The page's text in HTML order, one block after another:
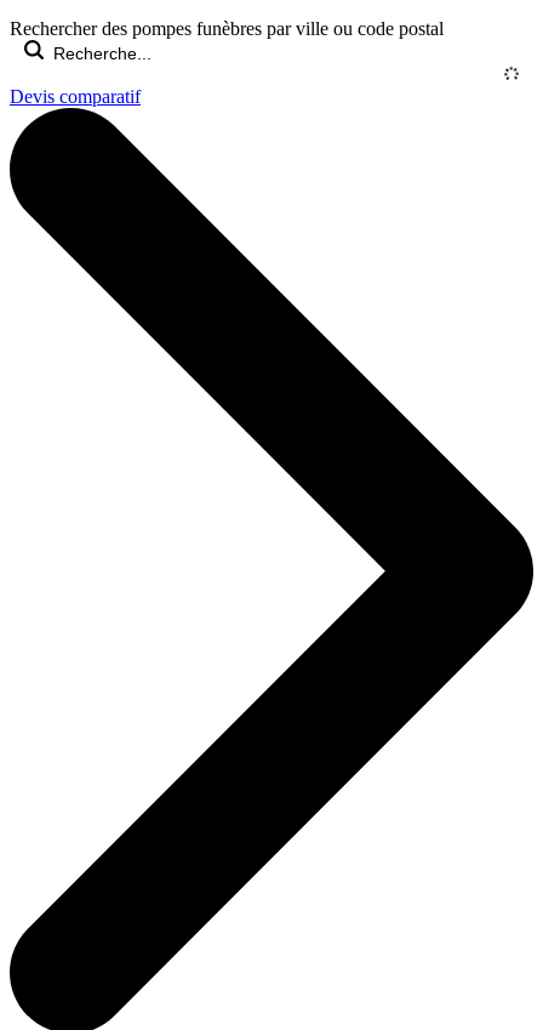
Rechercher des pompes funèbres par ville ou code postal
Devis comparatif